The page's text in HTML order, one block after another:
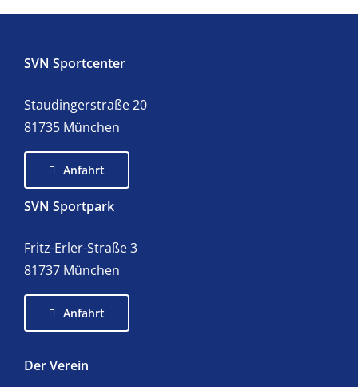
SVN Sportcenter
Staudingerstraße 20
81735 München
Anfahrt
SVN Sportpark
Fritz-Erler-Straße 3
81737 München
Anfahrt
Der Verein